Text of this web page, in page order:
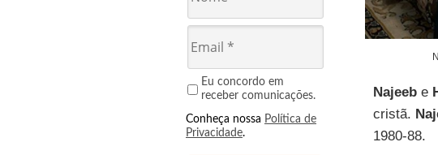
Eu concordo em
receber comunicações.
Conheça nossa Política de
Privacidade.
Najeebe
cristã.
1980-88.